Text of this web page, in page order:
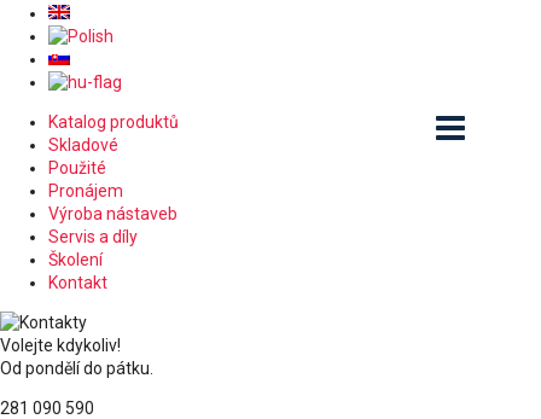
Katalog produktů
Skladové
Použité
Pronájem
Výroba nástaveb
Servis a díly
Školení
Kontakt
Volejte kdykoliv!
Od pondělí do pátku.
281 090 590